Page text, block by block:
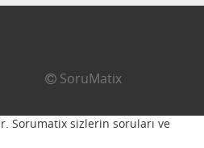
SoruMatix
Sorumatix sizlerin soruları ve